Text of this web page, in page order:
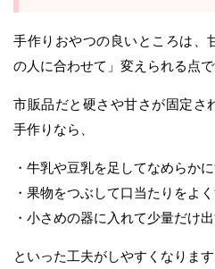
手作りおやつの良いところは、
の人に合わせて」変えられる点で
市販品だと硬さや甘さが固定さ
手作りなら、
・牛乳や豆乳を足してなめらか
・果物をつぶして口当たりをよ
・小さめの器に入れて少量だけ
といった工夫がしやすくなります